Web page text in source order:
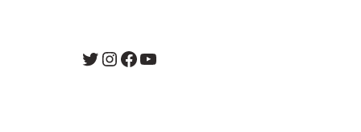
Twitter
Instagram
Facebook
YouTube